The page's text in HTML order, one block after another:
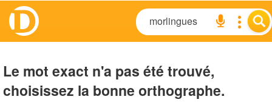
Le mot exact n'a pas été trouvé,
choisissez la bonne orthographe.